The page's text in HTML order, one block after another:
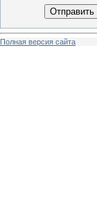
Отправить
Полная версия сайта